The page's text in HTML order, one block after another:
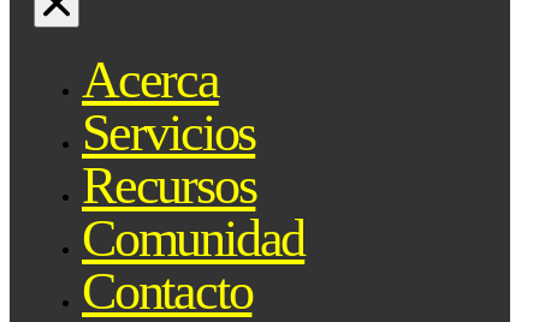
Acerca
Servicios
Recursos
Comunidad
Contacto